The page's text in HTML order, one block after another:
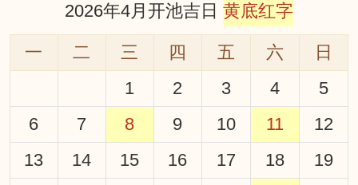
2026年4月开池吉日 黄底红字
一 二 三 四 五 六
日
1
2 3 4
5
6
7 8 9 10 11
12
13
14 15 16 17 18
19